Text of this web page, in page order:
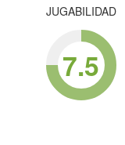
JUGABILIDAD
7.5